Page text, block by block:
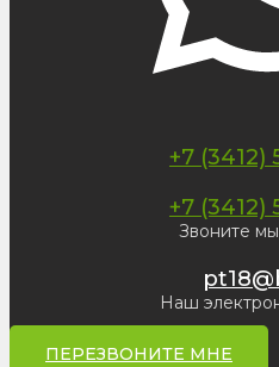
+7 (3412)
+7 (3412)
Звоните
Наш
ПЕРЕЗВОНИТЕ МНЕ